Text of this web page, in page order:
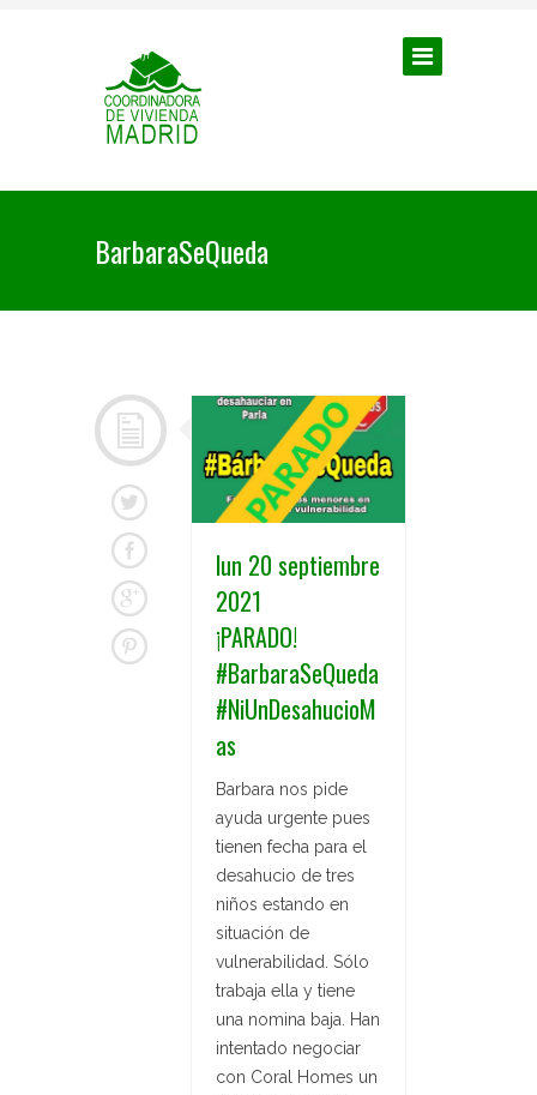
BarbaraSeQueda
lun 20 septiembre
2021
¡PARADO!
#BarbaraSeQueda
#NiUnDesahucioM
as
Barbara nos pide
ayuda urgente pues
tienen fecha para el
desahucio de tres
niños estando en
situación de
vulnerabilidad. Sólo
trabaja ella y tiene
una nomina baja. Han
intentado negociar
con Coral Homes un